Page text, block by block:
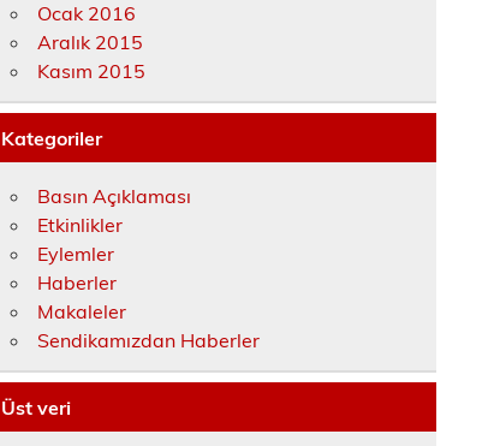
Ocak 2016
Aralık 2015
Kasım 2015
Kategoriler
Basın Açıklaması
Etkinlikler
Eylemler
Haberler
Makaleler
Sendikamızdan Haberler
Üst veri